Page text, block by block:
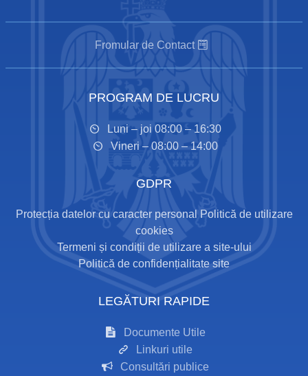
Fromular de Contact
PROGRAM DE LUCRU
Luni – joi 08:00 – 16:30
Vineri – 08:00 – 14:00
GDPR
Protecția datelor cu caracter personal
Politică de utilizare
cookies
Termeni și condiții de utilizare a site-ului
Politică de confidențialitate site
LEGĂTURI RAPIDE
Documente Utile
Linkuri utile
Consultări publice